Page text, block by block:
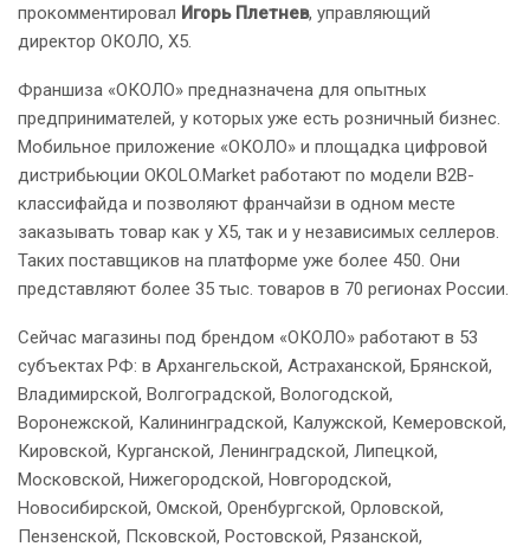
прокомментировал Игорь Плетнев, управляющий
директор ОКОЛО, Х5.
Франшиза «ОКОЛО» предназначена для опытных
предпринимателей, у которых уже есть розничный бизнес.
Мобильное приложение «ОКОЛО» и площадка цифровой
дистрибьюции OKOLO.Market работают по модели B2B-
классифайда и позволяют франчайзи в одном месте
заказывать товар как у Х5, так и у независимых селлеров.
Таких поставщиков на платформе уже более 450. Они
представляют более 35 тыс. товаров в 70 регионах России.
Сейчас магазины под брендом «ОКОЛО» работают в 53
субъектах РФ: в Архангельской, Астраханской, Брянской,
Владимирской, Волгоградской, Вологодской,
Воронежской, Калининградской, Калужской, Кемеровской,
Кировской, Курганской, Ленинградской, Липецкой,
Московской, Нижегородской, Новгородской,
Новосибирской, Омской, Оренбургской, Орловской,
Пензенской, Псковской, Ростовской, Рязанской,